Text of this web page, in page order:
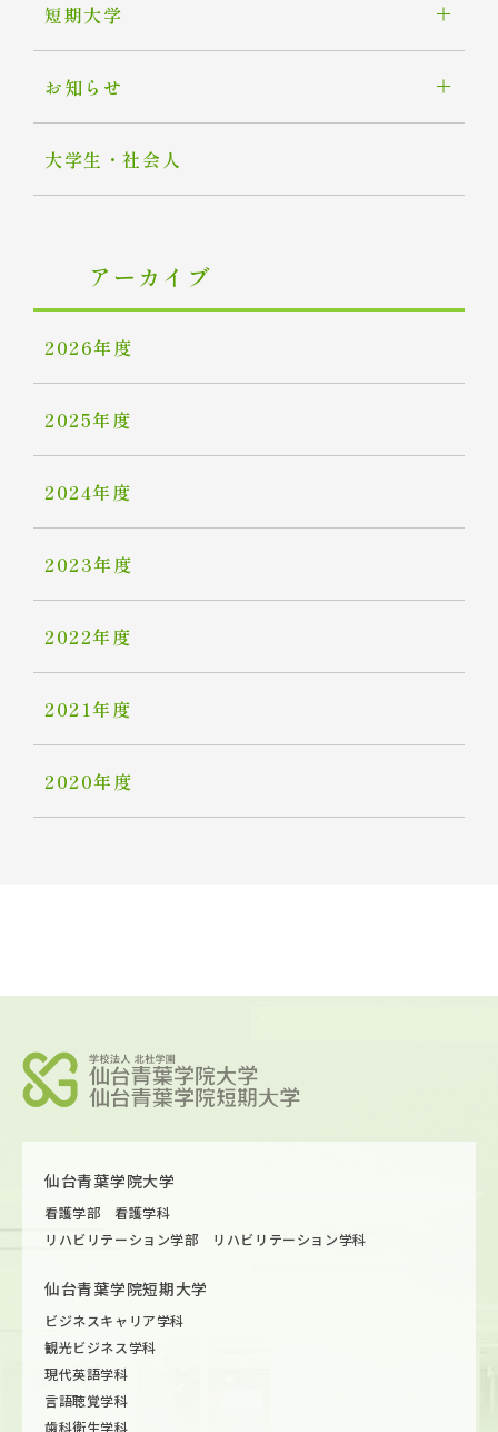
短期大学
お知らせ
大学生・社会人
アーカイブ
2026年度
2025年度
2024年度
2023年度
2022年度
2021年度
2020年度
仙台青葉学院大学
看護学部 看護学科
リハビリテーション学部 リハビリテーション学科
仙台青葉学院短期大学
ビジネスキャリア学科
観光ビジネス学科
現代英語学科
言語聴覚学科
歯科衛生学科